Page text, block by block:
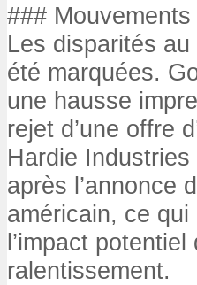
###
Les disparités
été marquées.
une hausse
rejet d’une offre
Hardie
après l’annonce
américain, ce
l’impact
ralentissement.